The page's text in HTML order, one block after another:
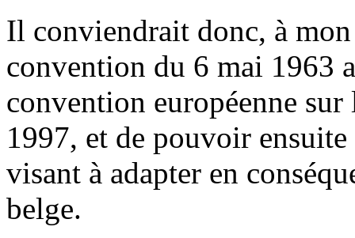
Il conviendrait donc, à
convention du 6 mai 1963
convention européenne
1997, et de pouvoir
visant à adapter en
belge.